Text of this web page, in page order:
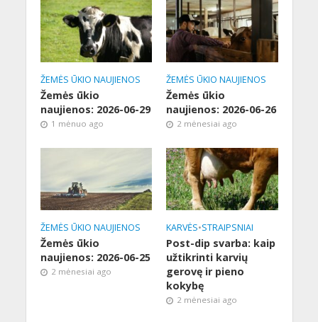
ŽEMĖS ŪKIO NAUJIENOS
Žemės ūkio
naujienos: 2026-06-29
1 mėnuo ago
ŽEMĖS ŪKIO NAUJIENOS
Žemės ūkio
naujienos: 2026-06-26
2 mėnesiai ago
ŽEMĖS ŪKIO NAUJIENOS
Žemės ūkio
naujienos: 2026-06-25
2 mėnesiai ago
KARVĖS•STRAIPSNIAI
Post-dip svarba: kaip
užtikrinti karvių
gerovę ir pieno
kokybę
2 mėnesiai ago